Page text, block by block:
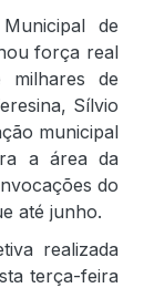
de
força real
milhares de
Sílvio
municipal
a área da
do
até junho.
realizada
terça-feira